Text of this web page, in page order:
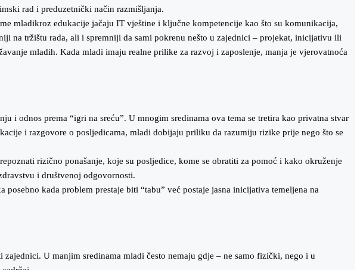
rad i preduzetnički način razmišljanja.
mladikroz edukacije jačaju IT vještine i ključne kompetencije kao što su komunikacija,
na tržištu rada, ali i spremniji da sami pokrenu nešto u zajednici – projekat, inicijativu ili
mladih. Kada mladi imaju realne prilike za razvoj i zaposlenje, manja je vjerovatnoća
odnos prema “igri na sreću”. U mnogim sredinama ova tema se tretira kao privatna stvar
i razgovore o posljedicama, mladi dobijaju priliku da razumiju rizike prije nego što se
rizično ponašanje, koje su posljedice, kome se obratiti za pomoć i kako okruženje
i društvenoj odgovornosti.
kada problem prestaje biti “tabu” već postaje jasna inicijativa temeljena na
U manjim sredinama mladi često nemaju gdje – ne samo fizički, nego i u